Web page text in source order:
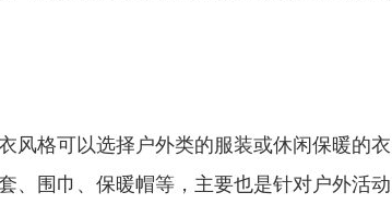
风格可以选择户外类的服装或休闲保暖的衣
、围巾、保暖帽等，主要也是针对户外活动